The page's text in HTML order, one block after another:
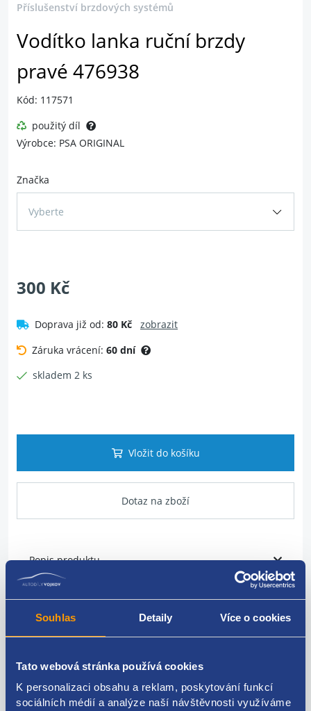
Souhlas Detaily Více o cookies
Tato webová stránka používá cookies
K personalizaci obsahu a reklam, poskytování funkcí
sociálních médií a analýze naší návštěvnosti využíváme
Příslušenství brzdových systémů
Vodítko lanka ruční brzdy
pravé 476938
Kód: 117571
použitý díl
Výrobce: PSA ORIGINAL
Značka
Vyberte
300 Kč
Doprava již od: 80 Kč
zobrazit
Záruka vrácení: 60 dní
skladem 2 ks
Vložit do košíku
Dotaz na zboží
Popis produktu
Vodítko lanka ruční brzdy
PSA original: 476938